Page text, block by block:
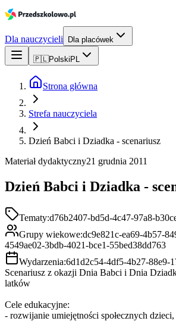
Dla nauczycieli Dla placówek
🇵🇱Polski PL
Strona główna
Strefa nauczyciela
Dzień Babci i Dziadka - scenariusz
Materiał dydaktyczny21 grudnia 2011
Dzień Babci i Dziadka -
Tematy:d76b2407-bd5d-4c47-97a8-
Grupy wiekowe:dc9e821c-ea69-4b57-
4549ae02-3bdb-4021-bce1-55bed38dd763
Wydarzenia:6d1d2c54-4df5-4b27-88e9-
Scenariusz z okazji Dnia Babci i Dnia
latków
Cele edukacyjne:
- rozwijanie umiejętności społecznych